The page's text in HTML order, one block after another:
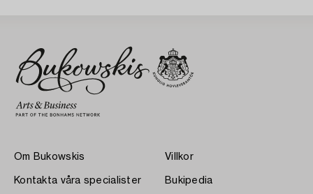
Om Bukowskis
Kontakta våra specialister
Villkor
Bukipedia